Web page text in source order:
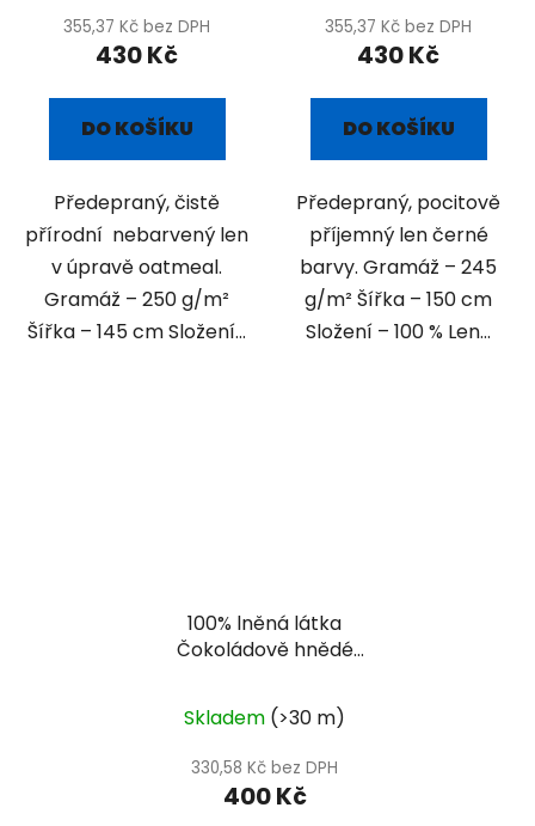
355,37 Kč bez DPH
430 Kč
DO KOŠÍKU
Předepraný, čistě
přírodní nebarvený len
v úpravě oatmeal.
Gramáž – 250 g/m²
Šířka – 145 cm Složení...
355,37 Kč bez DPH
430 Kč
DO KOŠÍKU
Předepraný, pocitově
příjemný len černé
barvy. Gramáž – 245
g/m² Šířka – 150 cm
Složení – 100 % Len...
100% lněná látka
Čokoládově hnědé
Skladem (>30 m)
330,58 Kč bez DPH
400 Kč